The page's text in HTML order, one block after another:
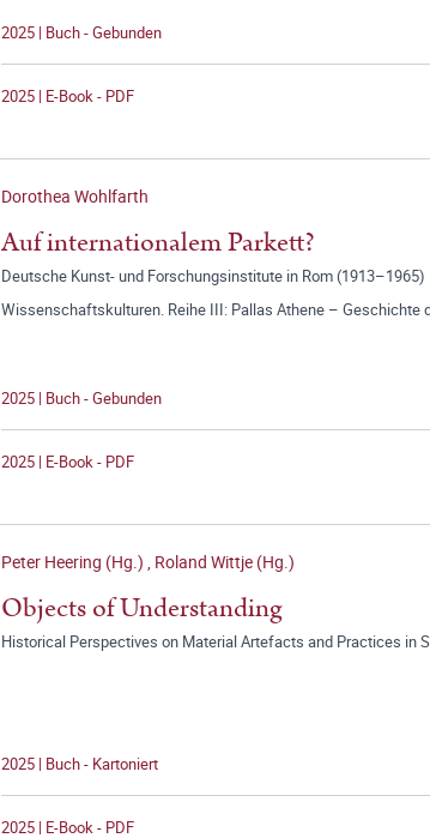
2025 | Buch - Gebunden
2025 | E-Book - PDF
Dorothea Wohlfarth
Auf internationalem Parkett?
Deutsche Kunst- und Forschungsinstitute in Rom (1913–1965)
Wissenschaftskulturen. Reihe III: Pallas Athene –
2025 | Buch - Gebunden
2025 | E-Book - PDF
Peter Heering (Hg.) , Roland Wittje (Hg.)
Objects of Understanding
Historical Perspectives on Material Artefacts and Practices in
2025 | Buch - Kartoniert
2025 | E-Book - PDF